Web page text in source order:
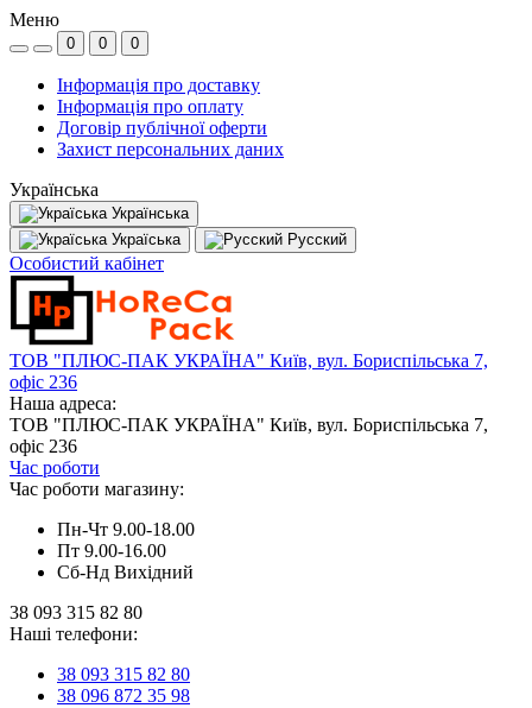
Меню
0 0 0
Інформація про доставку
Інформація про оплату
Договір публічної оферти
Захист персональних даних
Українська
Українська
Україська
Русский
Особистий кабінет
ТОВ "ПЛЮС-ПАК УКРАЇНА" Київ, вул. Бориспільська 7,
офіс 236
Наша адреса:
ТОВ "ПЛЮС-ПАК УКРАЇНА" Київ, вул. Бориспільська 7,
офіс 236
Час роботи
Час роботи магазину:
Пн-Чт 9.00-18.00
Пт 9.00-16.00
Сб-Нд Вихідний
38 093 315 82 80
Наші телефони:
38 093 315 82 80
38 096 872 35 98